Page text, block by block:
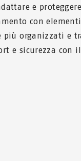
e
con
più organizzati e
e sicurezza con